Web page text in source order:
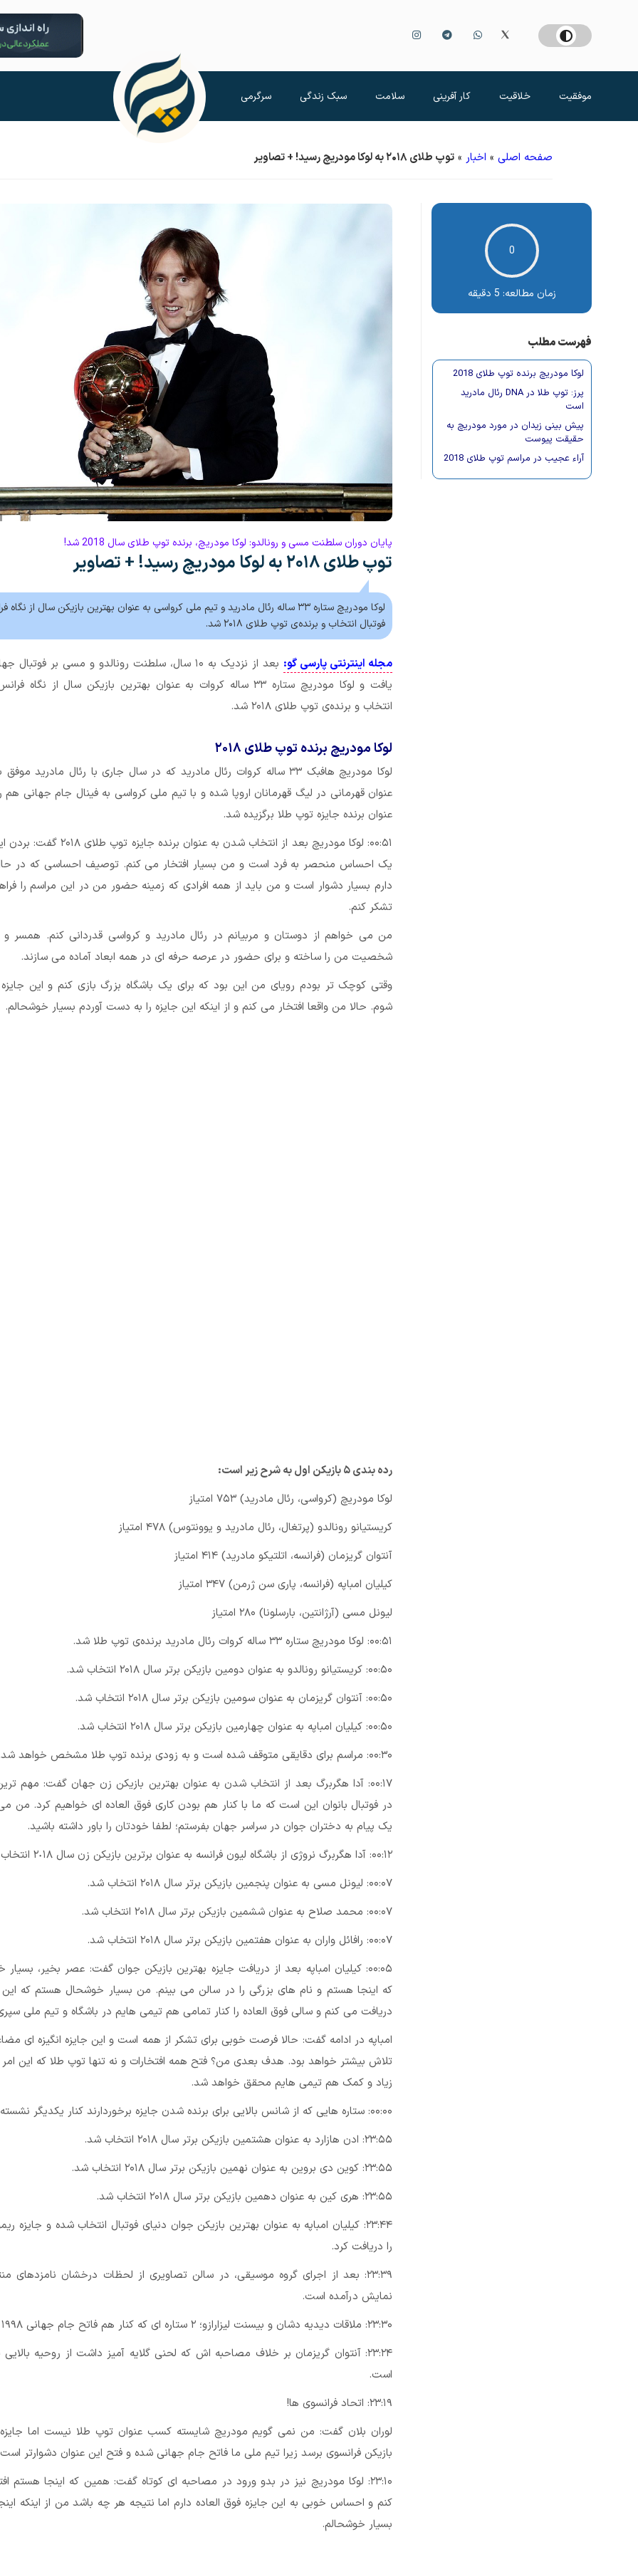
موفقیت خلاقیت کار آفرینی سلامت سبک زندگی سرگرمی
صفحه اصلی » اخبار » توپ طلای ۲۰۱۸ به لوکا مودریچ رسید! + تصاویر
پایان دوران سلطنت مسی و رونالدو: لوکا مودریچ، برنده توپ طلای سال 2018 شد!
توپ طلای ۲۰۱۸ به لوکا مودریچ رسید! + تصاویر
لوکا مودریچ ستاره ۳۳ ساله رئال مادرید و تیم ملی کرواسی به عنوان بهترین بازیکن سال از نگاه
فوتبال انتخاب و برنده‌ی توپ طلای ۲۰۱۸ شد.
مجله اینترنتی پارسی گو:
بعد از نزدیک به ۱۰ سال، سلطنت رونالدو و مسی بر فوتبال
یافت و لوکا مودریچ ستاره ۳۳ ساله کروات به عنوان بهترین بازیکن سال از نگاه
انتخاب و برنده‌ی توپ طلای ۲۰۱۸ شد.
لوکا مودریچ برنده توپ طلای ۲۰۱۸
لوکا مودریچ هافبک ۳۳ ساله کروات رئال مادرید که در سال جاری با رئال مادرید
عنوان قهرمانی در لیگ قهرمانان اروپا شده و با تیم ملی کرواسی به فینال جام جهانی هم
عنوان برنده جایزه توپ طلا برگزیده شد.
۰۰:۵۱: لوکا مودریچ بعد از انتخاب شدن به عنوان برنده
یک احساس منحصر به فرد است و من بسیار افتخار می کنم. توصیف احساسی که در
دارم بسیار دشوار است و من باید از همه افرادی که زمینه حضور من در این مراسم را
تشکر کنم.
من می خواهم از دوستان و مربیانم در رئال مادرید و کرواسی قدردانی کنم. همسر و
شخصیت من را ساخته و برای حضور در عرصه حرفه ای در همه ابعاد آماده می سازند.
وقتی کوچک تر بودم رویای من این بود که برای یک باشگاه بزرگ بازی کنم و این جایزه
شوم. حالا من واقعا افتخار می کنم و از اینکه این جایزه را به دست آوردم بسیار خوشحالم.
رده بندی ۵ بازیکن اول به شرح زیر است:
لوکا مودریچ (کرواسی، رئال مادرید) ۷۵۳ امتیاز
کریستیانو رونالدو (پرتغال، رئال مادرید و یوونتوس) ۴۷۸ امتیاز
آنتوان گریزمان (فرانسه، اتلتیکو مادرید) ۴۱۴ امتیاز
کیلیان امباپه (فرانسه، پاری سن ژرمن) ۳۴۷ امتیاز
لیونل مسی (آرژانتین، بارسلونا) ۲۸۰ امتیاز
۰۰:۵۱: لوکا مودریچ ستاره ۳۳ ساله کروات رئال مادرید برنده‌ی توپ طلا شد.
۰۰:۵۰: کریستیانو رونالدو به عنوان دومین بازیکن برتر سال ۲۰۱۸ انتخاب شد.
۰۰:۵۰: آنتوان گریزمان به عنوان سومین بازیکن برتر سال ۲۰۱۸ انتخاب شد.
۰۰:۵۰: کیلیان امباپه به عنوان چهارمین بازیکن برتر سال ۲۰۱۸ انتخاب شد.
۰۰:۳۰: مراسم برای دقایقی متوقف شده است و به زودی برنده توپ طلا مشخص خواهد شد.
۰۰:۱۷: آدا هگربرگ بعد از انتخاب شدن به عنوان بهترین بازیکن زن جهان گفت: مهم
در فوتبال بانوان این است که ما با کنار هم بودن کاری فوق العاده ای خواهیم کرد. من
یک پیام به دختران جوان در سراسر جهان بفرستم؛ لطفا خودتان را باور داشته باشید.
۰۰:۱۲: آدا هگربرگ نروژی از باشگاه لیون فرانسه به عنوان برترین بازیکن زن سال ٢٠١٨ انتخاب شد.
۰۰:۰۷: لیونل مسی به عنوان پنجمین بازیکن برتر سال ۲۰۱۸ انتخاب شد.
۰۰:۰۷: محمد صلاح به عنوان ششمین بازیکن برتر سال ۲۰۱۸ انتخاب شد.
۰۰:۰۷: رافائل واران به عنوان هفتمین بازیکن برتر سال ۲۰۱۸ انتخاب شد.
۰۰:۰۵: کیلیان امباپه بعد از دریافت جایزه بهترین بازیکن جوان گفت: عصر بخیر،
که اینجا هستم و نام های بزرگی را در سالن می بینم. من بسیار خوشحال هستم که این
دریافت می کنم و سالی فوق العاده را کنار تمامی هم تیمی هایم در باشگاه و تیم ملی
امباپه در ادامه گفت: حالا فرصت خوبی برای تشکر از همه است و این جایزه انگیزه ای
تلاش بیشتر خواهد بود. هدف بعدی من؟ فتح همه افتخارات و نه تنها توپ طلا که این امر
زیاد و کمک هم تیمی هایم محقق خواهد شد.
۰۰:۰۰: ستاره هایی که از شانس بالایی برای برنده شدن جایزه برخوردارند کنار یکدیگر نشسته اند.
۲۳:۵۵: ادن هازارد به عنوان هشتمین بازیکن برتر سال ۲۰۱۸ انتخاب شد.
۲۳:۵۵: کوین دی بروین به عنوان نهمین بازیکن برتر سال ۲۰۱۸ انتخاب شد.
۲۳:۵۵: هری کین به عنوان دهمین بازیکن برتر سال ۲۰۱۸ انتخاب شد.
۲۳:۴۴: کیلیان امباپه به عنوان بهترین بازیکن جوان دنیای فوتبال انتخاب شده و جایزه
را دریافت کرد.
۲۳:۳۹: بعد از اجرای گروه موسیقی، در سالن تصاویری از لحظات درخشان نامزدهای
نمایش درآمده است.
۲۳:۳۰: ملاقات دیدیه دشان و بیسنت لیزارازو؛ ۲ ستاره ای که کنار هم فاتح جام جهانی ۱۹۹۸ شدند.
۲۳:۲۴: آنتوان گریزمان بر خلاف مصاحبه اش که لحنی گلایه آمیز داشت از روحیه بالایی
است.
۲۳:۱۹: اتحاد فرانسوی ها!
لوران بلان گفت: من نمی گویم مودریچ شایسته کسب عنوان توپ طلا نیست اما جایزه
بازیکن فرانسوی برسد زیرا تیم ملی ما فاتح جام جهانی شده و فتح این عنوان دشوارتر
۲۳:۱۰: لوکا مودریچ نیز در بدو ورود در مصاحبه ای کوتاه گفت: همین که اینجا هستم
کنم و احساس خوبی به این جایزه فوق العاده دارم اما نتیجه هر چه باشد من از اینکه
بسیار خوشحالم.
0
زمان مطالعه: 5 دقیقه
فهرست مطلب
لوکا مودریچ برنده توپ طلای 2018
پرز: توپ طلا در DNA رئال مادرید
است
پیش بینی زیدان در مورد مودریچ به
حقیقت پیوست
آراء عجیب در مراسم توپ طلای 2018